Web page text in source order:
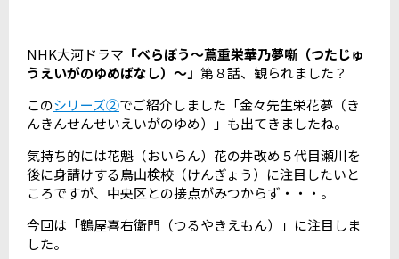
NHK大河ドラマ 「べらぼう～蔦重栄華乃夢噺（つたじゅ
うえいがのゆめばなし）～」 第８話、観られました？
このシリーズ②でご紹介しました「金々先生栄花夢（き
んきんせんせいえいがのゆめ）」も出てきましたね。
気持ち的には花魁（おいらん）花の井改め５代目瀬川を
後に身請けする鳥山検校（けんぎょう）に注目したいと
ころですが、中央区との接点がみつからず・・・。
今回は「鶴屋喜右衛門（つるやきえもん）」に注目しま
した。